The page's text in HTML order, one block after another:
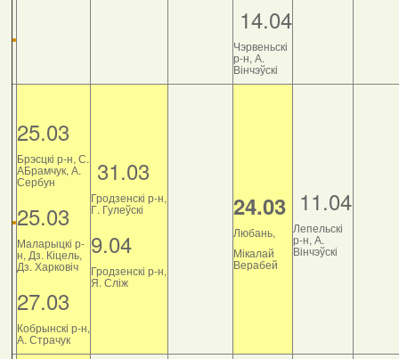
14.04
Чэрвеньскі
р-н, А.
Вінчэўскі
25.03
Брэсцкі р-н, С.
АБрамчук, А.
Сербун
25.03
Маларыцкі р-
н, Дз. Кіцель,
Дз. Харковіч
27.03
Кобрынскі р-н,
А. Страчук
31.03
Гродзенскі р-н,
Г. Гулеўскі
9.04
Гродзенскі р-н,
Я. Сліж
24.03
Любань,
Мікалай
Верабей
11.04
Лепельскі
р-н, А.
Вінчэўскі